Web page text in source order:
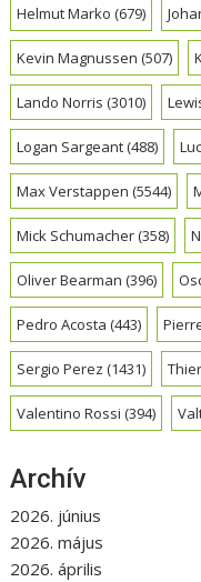
Helmut Marko (679)
Kevin Magnussen (507)
Lando Norris (3010)
Logan Sargeant(488)
Max Verstappen (5544)
Mick Schumacher(358)
Oliver Bearman (396)
Pedro Acosta (443)
Sergio Perez (1431)
Valentino Rossi (394)
Archív
2026. június
2026. május
2026. április